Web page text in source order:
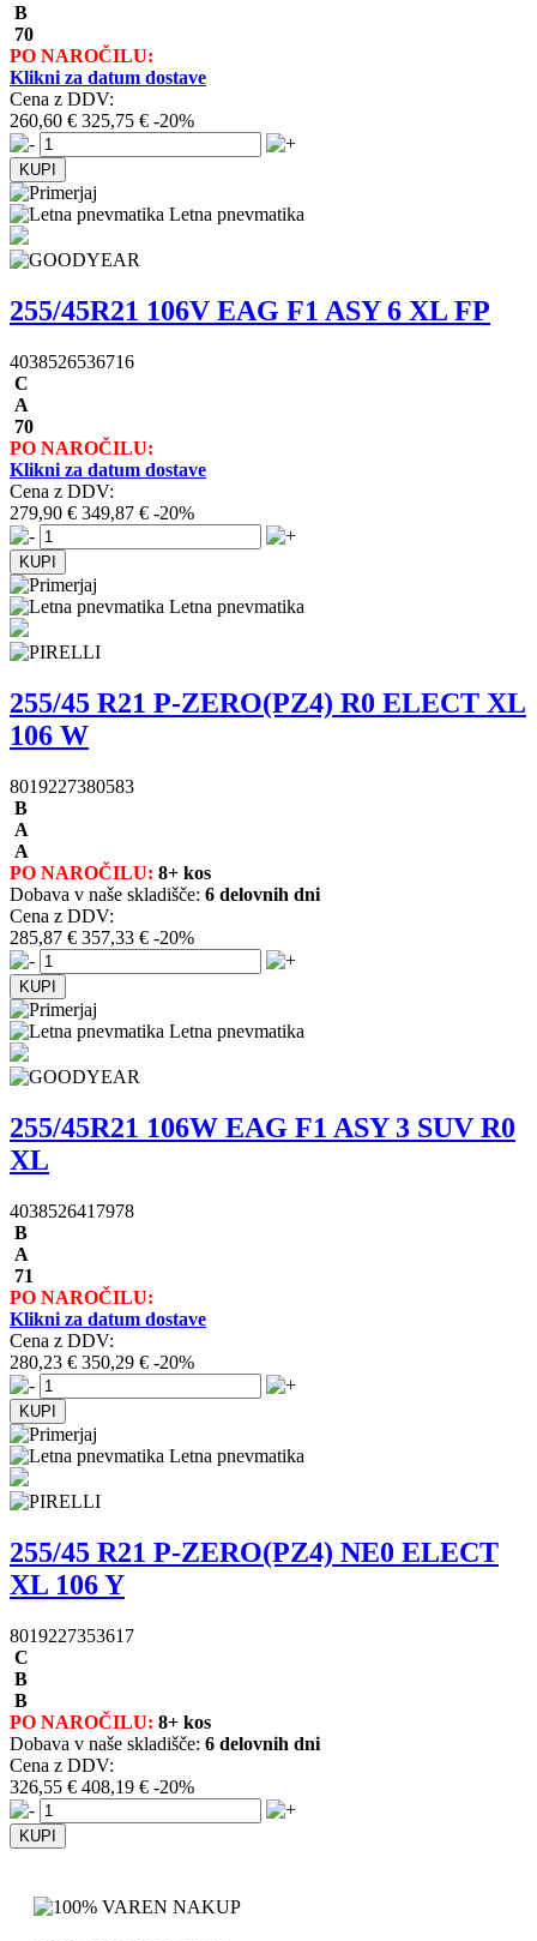
B
70
PO NAROČILU:
Klikni za datum dostave
Cena z DDV:
260,60 € 325,75 € -20%
Letna pnevmatika
255/45R21 106V EAG F1 ASY 6 XL FP
4038526536716
C
A
70
PO NAROČILU:
Klikni za datum dostave
Cena z DDV:
279,90 € 349,87 € -20%
Letna pnevmatika
255/45 R21 P-ZERO(PZ4) R0 ELECT XL
106 W
8019227380583
B
A
A
PO NAROČILU: 8+ kos
Dobava v naše skladišče: 6 delovnih dni
Cena z DDV:
285,87 € 357,33 € -20%
Letna pnevmatika
255/45R21 106W EAG F1 ASY 3 SUV R0
XL
4038526417978
B
A
71
PO NAROČILU:
Klikni za datum dostave
Cena z DDV:
280,23 € 350,29 € -20%
Letna pnevmatika
255/45 R21 P-ZERO(PZ4) NE0 ELECT
XL 106 Y
8019227353617
C
B
B
PO NAROČILU: 8+ kos
Dobava v naše skladišče: 6 delovnih dni
Cena z DDV:
326,55 € 408,19 € -20%